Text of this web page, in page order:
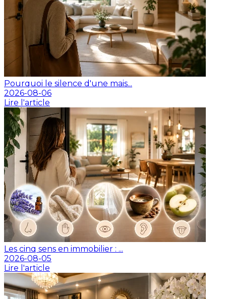
Pourquoi le silence d'une mais...
2026-08-06
Lire l'article
Les cinq sens en immobilier : ...
2026-08-05
Lire l'article